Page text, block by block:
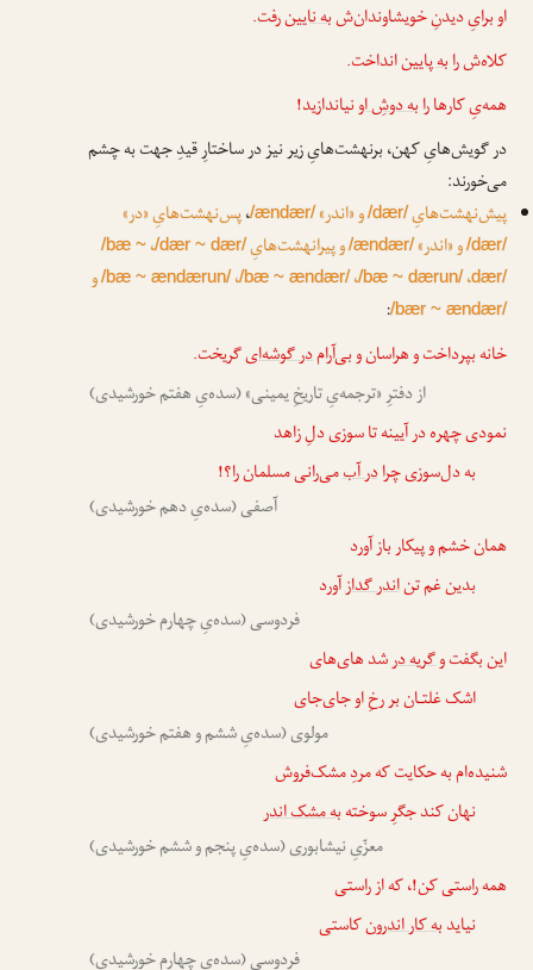
او برایِ دیدنِ خویشاوندان‌شبه نایینرفت.
کلاه‌ش رابه پایینانداخت.
همه‌یِ کارها رابه دوشِ اونیاندازید!
در گویش‌هایِ کهن، برنهشت‌هایِ زیر نیز در ساختارِ قیدِ جهت به چشم
می‌خورند:
پیش‌نهشت‌هایِ/dær/و «اندر»/ændær/،پس‌نهشت‌هایِ «در»
/dær/و «اندر»/ændær/و پیرانهشت‌هایِ/dær ~ dær/، /bæ ~
dær/،/bæ ~ dærun/،/bæ ~ ændær/،/bæ ~ ændærun/و
/bær ~ ændær/
:
خانه بپرداخت و هراسان و بی‌آرامدر گوشه‌ایگریخت.
از دفترِ «ترجمه‌یِ تاریخِ یمینی» (سده‌یِ هفتم خورشیدی)
نمودی چهره در آیینه تا سوزی دلِ زاهد
به دل‌سوزی چرادر آبمی‌رانی مسلمان را؟!
آصفی (سده‌یِ دهم خورشیدی)
همان خشم و پیکار باز آورد
بدین غم تناندر گدازآورد
فردوسی (سده‌یِ چهارم خورشیدی)
این بگفت وگریه درشد های‌های
اشک غلتـان بر رخِ او جای‌جای
مولوی (سده‌یِ ششم و هفتم خورشیدی)
شنیده‌ام به حکایت که مردِ مشک‌فروش
نهان کند جگرِ سوختهبه مشک اندر
معزّیِ نیشابوری (سده‌یِ پنجم و ششم خورشیدی)
همه راستی کن!، که از راستی
نیایدبه کار اندرونکاستی
فردوسی (سده‌یِ چهارم خورشیدی)